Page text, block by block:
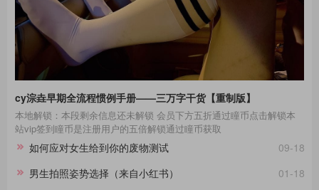
cy淙垚早期全流程惯例手册——三万字干货【重制版】
本地解锁：本段剩余信息还未解锁 会员下方五折通过瞳币点击解锁本
站vip签到瞳币是注册用户的五倍解锁通过瞳币获取
09-18
如何应对女生给到你的废物测试
01-18
男生拍照姿势选择（来自小红书）